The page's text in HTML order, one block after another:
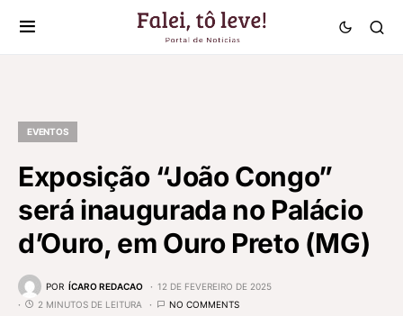
EVENTOS
Exposição “João Congo”
será inaugurada no Palácio
d’Ouro, em Ouro Preto (MG)
POR ÍCARO REDACAO
12 DE FEVEREIRO DE 2025
2 MINUTOS DE LEITURA
NO COMMENTS